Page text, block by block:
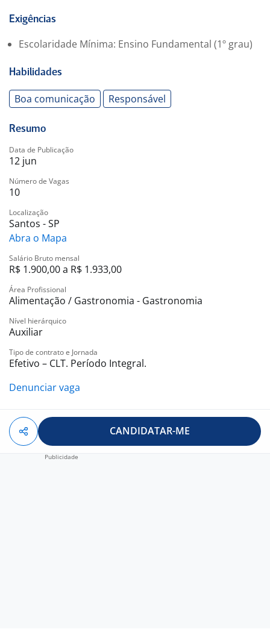
-. Refeição no local
-. Clube de Vantagens
-. Vale Transporte
-. Convênio médico
-. Convênio odontológico
Exigências
Escolaridade Mínima: Ensino Fundamental (1º grau)
Habilidades
Boa comunicação Responsável
Resumo
Data de Publicação
12 jun
Número de Vagas
10
Localização
Santos - SP
Abra o Mapa
Salário Bruto mensal
R$ 1.900,00 a R$ 1.933,00
Área Profissional
Alimentação / Gastronomia - Gastronomia
Nível hierárquico
Auxiliar
Tipo de contrato e Jornada
Efetivo – CLT. Período Integral.
Denunciar vaga
CANDIDATAR-ME